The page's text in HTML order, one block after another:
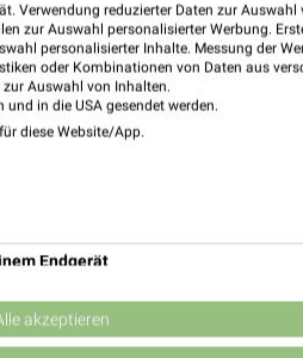
Verwendung reduzierter Daten zur Auswahl
zur Auswahl personalisierter Werbung.
personalisierter Inhalte. Messung der
oder Kombinationen von Daten aus
Auswahl von Inhalten.
in die USA gesendet werden.
diese Website/App.
Endgerät
akzeptieren